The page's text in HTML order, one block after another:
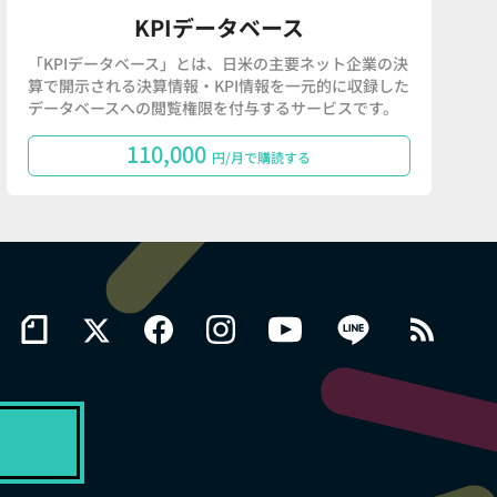
KPIデータベース
「KPIデータベース」とは、日米の主要ネット企業の決
算で開示される決算情報・KPI情報を一元的に収録した
データベースへの閲覧権限を付与するサービスです。
110,000 円/月で購読する